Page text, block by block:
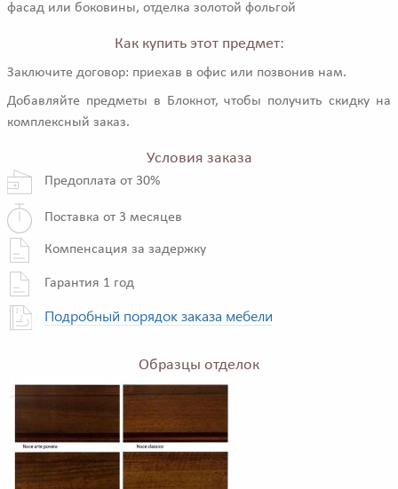
фасад или боковины, отделка золотой фольгой
Как купить этот предмет:
Заключите договор: приехав в офис или позвонив нам.
Добавляйте предметы в Блокнот, чтобы получить скидку на
комплексный заказ.
Условия заказа
Предоплата от 30%
Поставка от 3 месяцев
Компенсация за задержку
Гарантия 1 год
Подробный порядок заказа мебели
Образцы отделок